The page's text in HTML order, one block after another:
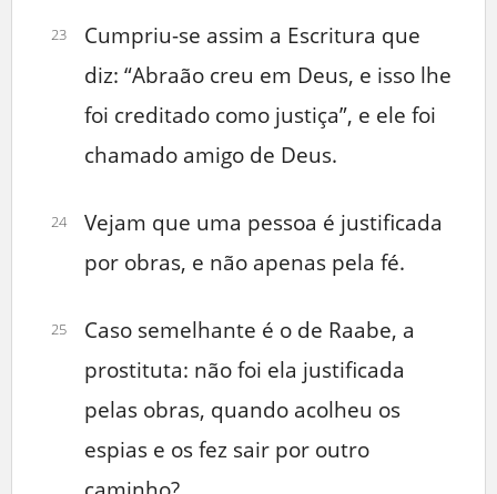
23
Cumpriu-se assim a Escritura que
diz: “Abraão creu em Deus, e isso lhe
foi creditado como justiça”, e ele foi
chamado amigo de Deus.
24
Vejam que uma pessoa é justificada
por obras, e não apenas pela fé.
25
Caso semelhante é o de Raabe, a
prostituta: não foi ela justificada
pelas obras, quando acolheu os
espias e os fez sair por outro